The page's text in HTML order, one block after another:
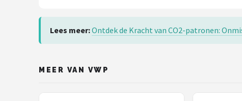
Lees meer:Ontdek de Kracht van CO2-patronen:
MEER VAN VWP